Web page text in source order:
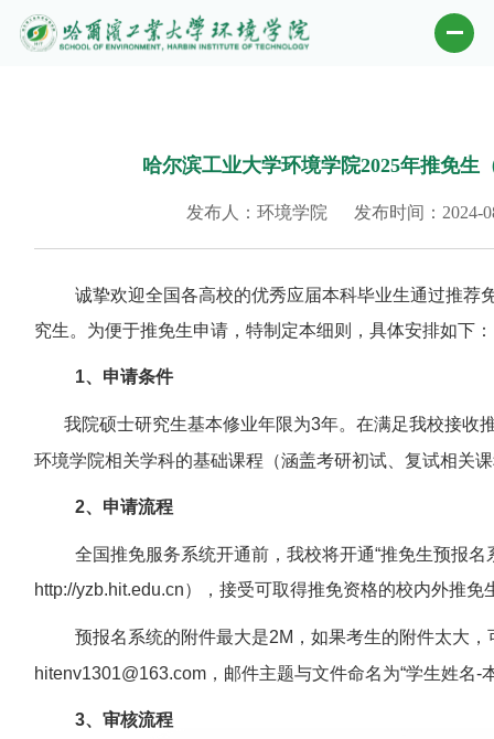
哈尔滨工业大学环境学院2025年推免生
发布人：环境学院 发布时间：2024-
诚挚欢迎全国各高校的优秀应届本科毕业生通过推荐
究生。为便于推免生申请，特制定本细则，具体安排如下：
1、申请条件
我院硕士研究生基本修业年限为3年。在满足我校接收
环境学院相关学科的基础课程（涵盖考研初试、复试相关
2、申请流程
全国推免服务系统开通前，我校将开通“推免生预报名
http://yzb.hit.edu.cn），接受可取得推免资格的校内外推免
预报名系统的附件最大是2M，如果考生的附件太大
hitenv1301@163.com ，邮件主题与文件命名为“学生姓名-
3、审核流程